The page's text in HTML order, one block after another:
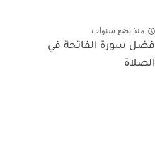
منذ بضع سنوات
فضل سورة الفاتحة في
الصلاة